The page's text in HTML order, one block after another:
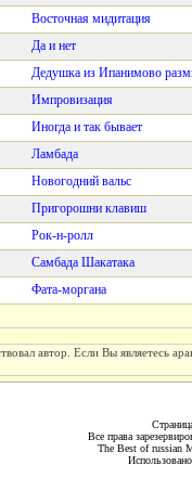
Восточная мидитация
Да и нет
Дедушка из Ипанимово
Импровизация
Иногда и так бывает
Ламбада
Новогодний вальс
Пригорошни клавиш
Рок-н-ролл
Самбада Шакатака
Фата-моргана
автор. Если Вы
Все права
The Best of russian